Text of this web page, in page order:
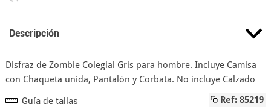
Descripción
Disfraz de Zombie Colegial Gris para hombre. Incluye Camisa
con Chaqueta unida, Pantalón y Corbata. No incluye Calzado
Guía de tallas Ref: 85219